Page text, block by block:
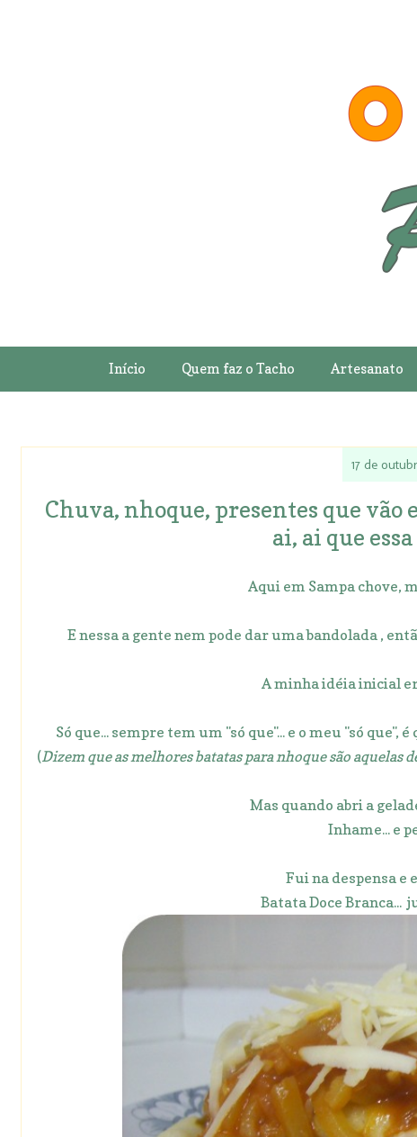
Início Quem faz o Tacho Artesanato
17 de
Chuva, nhoque, presentes que vão
ai, ai que
Aqui em Sampa chove,
E nessa a gente nem pode dar uma bandolada ,
A minha idéia inicial
Só que... sempre tem um "só que"... e o meu "só
(Dizem que as melhores batatas para nhoque são aquelas
Mas quando abri a
Inhame... e
Fui na despensa e
Batata Doce Branca...